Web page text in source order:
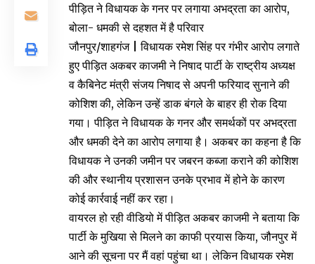
पीड़ित ने विधायक के गनर पर लगाया अभद्रता का आरोप,
बोला- धमकी से दहशत में है परिवार
जौनपुर/शाहगंज | विधायक रमेश सिंह पर गंभीर आरोप लगाते
हुए पीड़ित अकबर काजमी ने निषाद पार्टी के राष्ट्रीय अध्यक्ष
व कैबिनेट मंत्री संजय निषाद से अपनी फरियाद सुनाने की
कोशिश की, लेकिन उन्हें डाक बंगले के बाहर ही रोक दिया
गया। पीड़ित ने विधायक के गनर और समर्थकों पर अभद्रता
और धमकी देने का आरोप लगाया है। अकबर का कहना है कि
विधायक ने उनकी जमीन पर जबरन कब्जा कराने की कोशिश
की और स्थानीय प्रशासन उनके प्रभाव में होने के कारण
कोई कार्रवाई नहीं कर रहा।
वायरल हो रही वीडियो में पीड़ित अकबर काजमी ने बताया कि
पार्टी के मुखिया से मिलने का काफी प्रयास किया, जौनपुर में
आने की सूचना पर मैं वहां पहुंचा था। लेकिन विधायक रमेश